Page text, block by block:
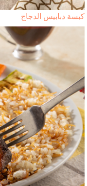
كبسة دبابيس الدجاج